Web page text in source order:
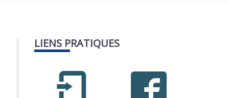
LIENS PRATIQUES